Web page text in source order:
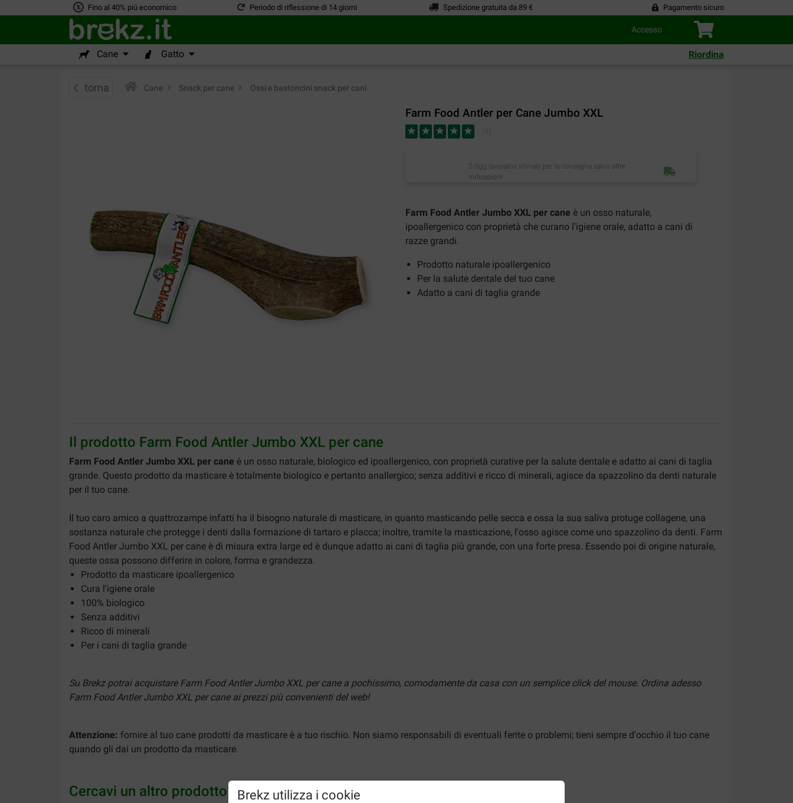
Fino al 40% piú economico Periodo di riflessione di 14 giorni Spedizione gratuita da 89 € Pagamento sicuro
Accesso
Cane Gatto Riordina
Brekz utilizza i cookie
torna Cane Snack per cane Ossi e bastoncini snack per cani
Farm Food Antler per Cane Jumbo XXL
2-5gg lavorativi stimati per la consegna salvo altre
indicazioni
Farm Food Antler Jumbo XXL per cane è un osso naturale,
ipoallergenico con proprietà che curano l'igiene orale, adatto a cani di
razze grandi.
Prodotto naturale ipoallergenico
Per la salute dentale del tuo cane
Adatto a cani di taglia grande
Il prodotto Farm Food Antler Jumbo XXL per cane
Farm Food Antler Jumbo XXL per cane è un osso naturale, biologico ed ipoallergenico, con proprietà curative per la salute dentale e adatto ai cani di taglia
grande. Questo prodotto da masticare è totalmente biologico e pertanto anallergico; senza additivi e ricco di minerali, agisce da spazzolino da denti naturale
per il tuo cane.
Il tuo caro amico a quattrozampe infatti ha il bisogno naturale di masticare, in quanto masticando pelle secca e ossa la sua saliva protuge collagene, una
sostanza naturale che protegge i denti dalla formazione di tartaro e placca; inoltre, tramite la masticazione, l'osso agisce come uno spazzolino da denti. Farm
Food Antler Jumbo XXL per cane è di misura extra large ed è dunque adatto ai cani di taglia più grande, con una forte presa. Essendo poi di origine naturale,
queste ossa possono differire in colore, forma e grandezza.
Prodotto da masticare ipoallergenico
Cura l'igiene orale
100% biologico
Senza additivi
Ricco di minerali
Per i cani di taglia grande
Su Brekz potrai acquistare Farm Food Antler Jumbo XXL per cane a pochissimo, comodamente da casa con un semplice click del mouse. Ordina adesso
Farm Food Antler Jumbo XXL per cane ai prezzi più convenienti del web!
Attenzione: fornire al tuo cane prodotti da masticare è a tuo rischio. Non siamo responsabili di eventuali ferite o problemi; tieni sempre d'occhio il tuo cane
quando gli dai un prodotto da masticare.
Cercavi un altro prodotto?